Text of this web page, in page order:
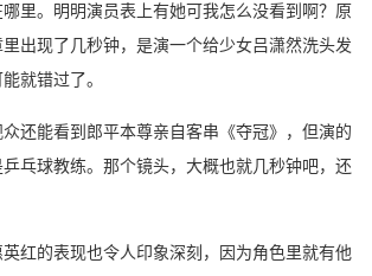
里。明明演员表上有她可我怎么没看到啊？原
出现了几秒钟，是演一个给少女吕潇然洗头发
就错过了。
还能看到郎平本尊亲自客串《夺冠》，但演的
乓球教练。那个镜头，大概也就几秒钟吧，还
红的表现也令人印象深刻，因为角色里就有他